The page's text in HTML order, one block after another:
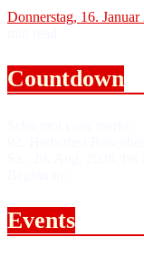
Donnerstag, 16. Januar
Countdown
Events